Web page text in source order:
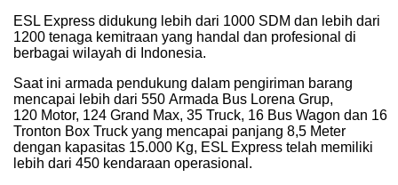
ESL Express didukung lebih dari 1000 SDM dan lebih dari
1200 tenaga kemitraan yang handal dan profesional di
berbagai wilayah di Indonesia.
Saat ini armada pendukung dalam pengiriman barang
mencapai lebih dari 550 Armada Bus Lorena Grup,
120 Motor, 124 Grand Max, 35 Truck, 16 Bus Wagon dan 16
Tronton Box Truck yang mencapai panjang 8,5 Meter
dengan kapasitas 15.000 Kg, ESL Express telah memiliki
lebih dari 450 kendaraan operasional.